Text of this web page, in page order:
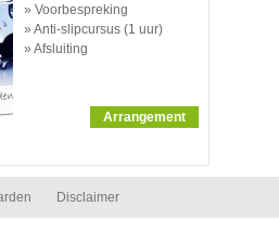
» Voorbespreking
» Anti-slipcursus (1 uur)
» Afsluiting
Arrangement
Disclaimer